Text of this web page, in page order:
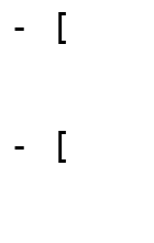
- [
- [